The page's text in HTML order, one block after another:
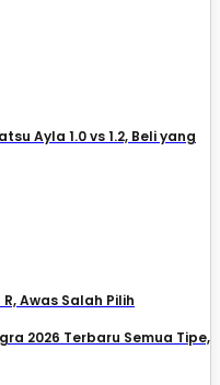
Ayla 1.0 vs 1.2, Beli yang
Awas Salah Pilih
2026 Terbaru Semua Tipe,